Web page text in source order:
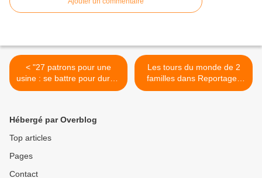
< "27 patrons pour une
usine : se battre pour durer"
dans "13h15, le dimanche"
Les tours du monde de 2
familles dans Reportages
sur TF1 >
Hébergé par Overblog
Top articles
Pages
Contact